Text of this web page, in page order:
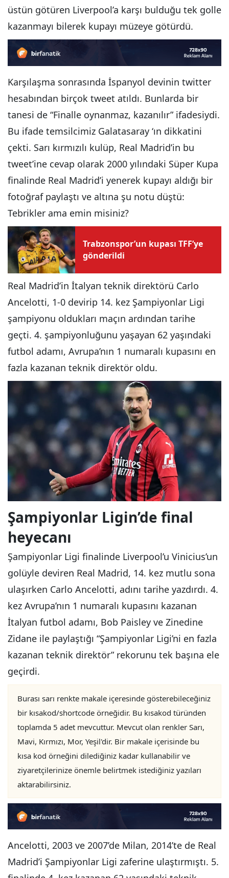
üstün götüren Liverpool’a karşı bulduğu tek golle
kazanmayı bilerek kupayı müzeye götürdü.
Karşılaşma sonrasında İspanyol devinin twitter
hesabından birçok tweet atıldı. Bunlarda bir
tanesi de “Finalle oynanmaz, kazanılır” ifadesiydi.
Bu ifade temsilcimiz Galatasaray ‘ın dikkatini
çekti. Sarı kırmızılı kulüp, Real Madrid’in bu
tweet’ine cevap olarak 2000 yılındaki Süper Kupa
finalinde Real Madrid’i yenerek kupayı aldığı bir
fotoğraf paylaştı ve altına şu notu düştü:
Tebrikler ama emin misiniz?
Trabzonspor’un kupası TFF’ye
gönderildi
Real Madrid’in İtalyan teknik direktörü Carlo
Ancelotti, 1-0 devirip 14. kez Şampiyonlar Ligi
şampiyonu oldukları maçın ardından tarihe
geçti. 4. şampiyonluğunu yaşayan 62 yaşındaki
futbol adamı, Avrupa’nın 1 numaralı kupasını en
fazla kazanan teknik direktör oldu.
Şampiyonlar Ligin’de final
heyecanı
Şampiyonlar Ligi finalinde Liverpool’u Vinicius’un
golüyle deviren Real Madrid, 14. kez mutlu sona
ulaşırken Carlo Ancelotti, adını tarihe yazdırdı. 4.
kez Avrupa’nın 1 numaralı kupasını kazanan
İtalyan futbol adamı, Bob Paisley ve Zinedine
Zidane ile paylaştığı “Şampiyonlar Ligi’ni en fazla
kazanan teknik direktör” rekorunu tek başına ele
geçirdi.
Burası sarı renkte makale içeresinde gösterebileceğiniz
bir kısakod/shortcode örneğidir. Bu kısakod türünden
toplamda 5 adet mevcuttur. Mevcut olan renkler Sarı,
Mavi, Kırmızı, Mor, Yeşil'dir. Bir makale içerisinde bu
kısa kod örneğini dilediğiniz kadar kullanabilir ve
ziyaretçilerinize önemle belirtmek istediğiniz yazıları
aktarabilirsiniz.
Ancelotti, 2003 ve 2007’de Milan, 2014’te de Real
Madrid’i Şampiyonlar Ligi zaferine ulaştırmıştı. 5.